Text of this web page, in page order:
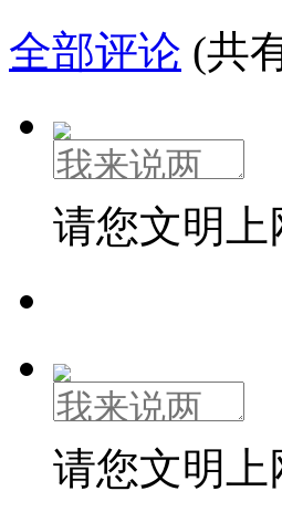
全部评论 (共
请您文明
请您文明